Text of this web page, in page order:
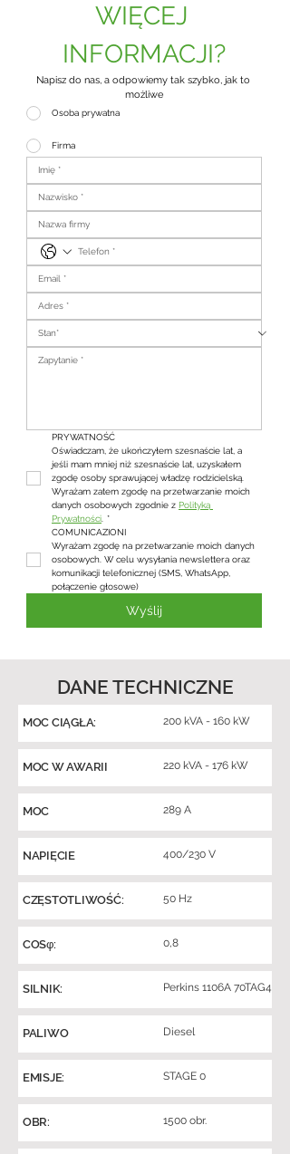
WIĘCEJ
INFORMACJI?
Napisz do nas, a odpowiemy tak szybko, jak to
możliwe
Osoba prywatna
Firma
PRYWATNOŚĆ
Oświadczam, że ukończyłem szesnaście lat, a
jeśli mam mniej niż szesnaście lat, uzyskałem
zgodę osoby sprawującej władzę rodzicielską.
Wyrażam zatem zgodę na przetwarzanie moich
danych osobowych zgodnie z Polityką
Prywatności *
COMUNICAZIONI
Wyrażam zgodę na przetwarzanie moich danych
osobowych. W celu wysyłania newslettera oraz
komunikacji telefonicznej (SMS, WhatsApp,
połączenie głosowe)
Wyślij
DANE TECHNICZNE
MOC CIĄGŁA: 200 kVA - 160 kW
MOC W AWARII 220 kVA - 176 kW
MOC 289 A
NAPIĘCIE 400/230 V
CZĘSTOTLIWOŚĆ: 50 Hz
COSφ: 0,8
SILNIK: Perkins 1106A 70TAG4
PALIWO Diesel
EMISJE: STAGE 0
OBR: 1500 obr.